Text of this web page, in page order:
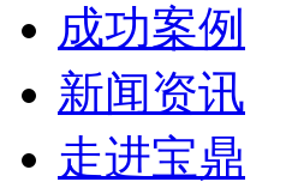
成功案例
新闻资讯
走进宝鼎